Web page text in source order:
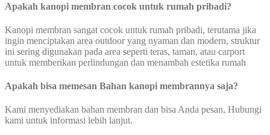
Apakah kanopi membran cocok untuk rumah pribadi?
Kanopi membran sangat cocok untuk rumah pribadi, terutama jika
ingin menciptakan area outdoor yang nyaman dan modern, struktur
ini sering digunakan pada area seperti teras, taman, atau carport
untuk memberikan perlindungan dan menambah estetika rumah
Apakah bisa memesan Bahan kanopi membrannya saja?
Kami menyediakan bahan membran dan bisa Anda pesan, Hubungi
kami untuk informasi lebih lanjut.